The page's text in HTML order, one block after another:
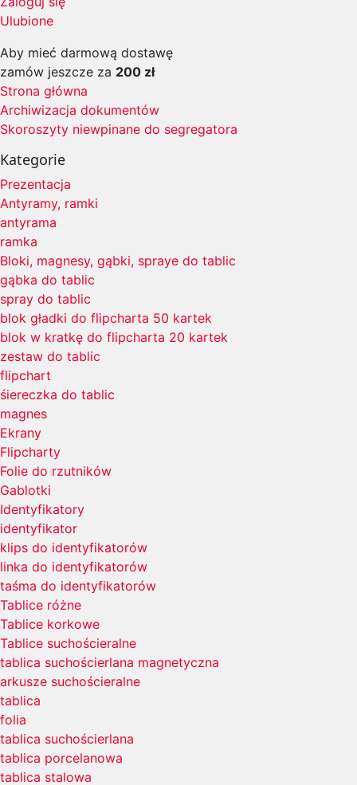
Ulubione
Aby mieć darmową dostawę
zamów jeszcze za 200 zł
Strona główna
Archiwizacja dokumentów
Skoroszyty niewpinane do segregatora
Kategorie
Prezentacja
Antyramy, ramki
antyrama
ramka
Bloki, magnesy, gąbki, spraye do tablic
gąbka do tablic
spray do tablic
blok gładki do flipcharta 50 kartek
blok w kratkę do flipcharta 20 kartek
zestaw do tablic
flipchart
śiereczka do tablic
magnes
Ekrany
Flipcharty
Folie do rzutników
Gablotki
Identyfikatory
identyfikator
klips do identyfikatorów
linka do identyfikatorów
taśma do identyfikatorów
Tablice różne
Tablice korkowe
Tablice suchościeralne
tablica suchościerlana magnetyczna
arkusze suchościeralne
tablica
folia
tablica suchościerlana
tablica porcelanowa
tablica stalowa